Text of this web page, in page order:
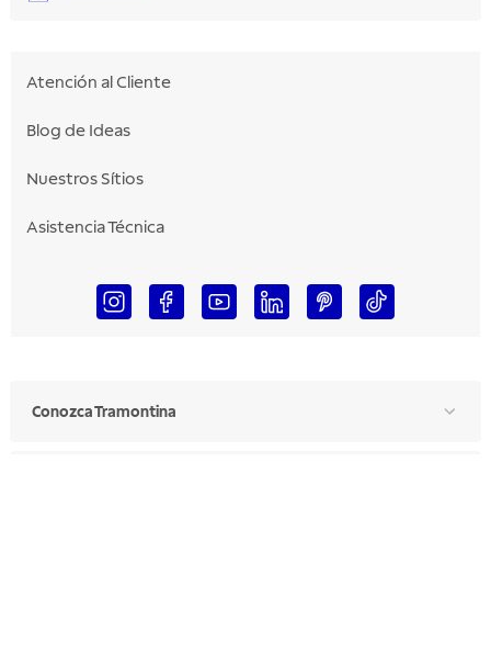
Atención al Cliente
Blog de Ideas
Nuestros Sítios
Asistencia Técnica
Conozca Tramontina